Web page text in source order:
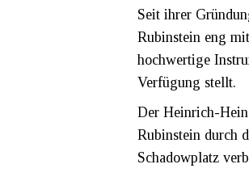
Seit ihrer
Rubinstein eng
hochwertige
Verfügung stellt.
Der Heinrich-
Rubinstein durch
Schadowplatz